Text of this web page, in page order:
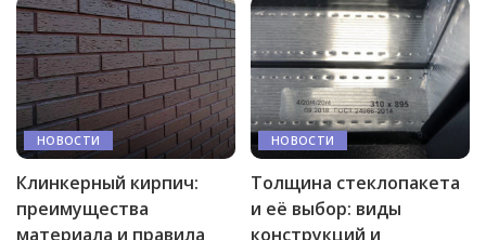
НОВОСТИ
Клинкерный кирпич:
преимущества
материала и правила
НОВОСТИ
Толщина стеклопакета
и её выбор: виды
конструкций и